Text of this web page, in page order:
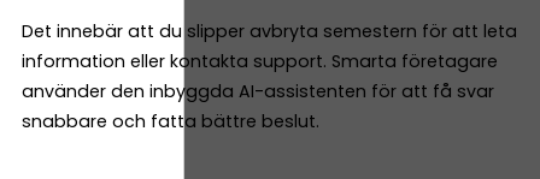
Det innebär att du slipper avbryta semestern för att leta
information eller kontakta support. Smarta företagare
använder den inbyggda AI-assistenten för att få svar
snabbare och fatta bättre beslut.